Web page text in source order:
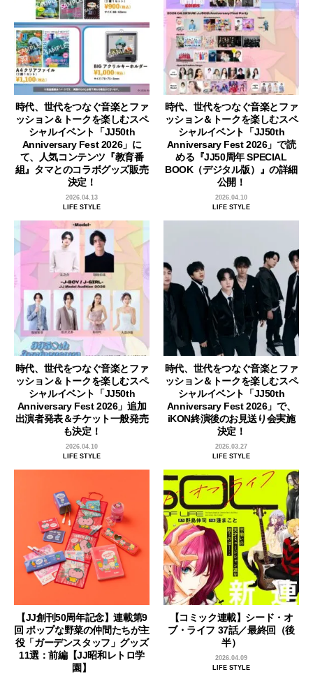
時代、世代をつなぐ音楽とファ
ッション＆トークを楽しむスペ
シャルイベント「JJ50th
Anniversary Fest 2026」に
て、人気コンテンツ『教育番
組』タマとのコラボグッズ販売
決定！
2026.04.13
LIFE STYLE
時代、世代をつなぐ音楽とファ
ッション＆トークを楽しむスペ
シャルイベント「JJ50th
Anniversary Fest 2026」で読
める『JJ50周年 SPECIAL
BOOK（デジタル版）』の詳細
公開！
2026.04.10
LIFE STYLE
時代、世代をつなぐ音楽とファ
ッション＆トークを楽しむスペ
シャルイベント「JJ50th
Anniversary Fest 2026」追加
出演者発表＆チケット一般発売
も決定！
2026.04.10
LIFE STYLE
時代、世代をつなぐ音楽とファ
ッション＆トークを楽しむスペ
シャルイベント「JJ50th
Anniversary Fest 2026」で、
iKON終演後のお見送り会実施
決定！
2026.03.27
LIFE STYLE
【JJ創刊50周年記念】連載第9
回 ポップな野菜の仲間たちが主
役「ガーデンスタッフ」グッズ
11選：前編【JJ昭和レトロ学
園】
【コミック連載】シード・オ
ブ・ライフ 37話／最終回（後
半）
2026.04.09
LIFE STYLE